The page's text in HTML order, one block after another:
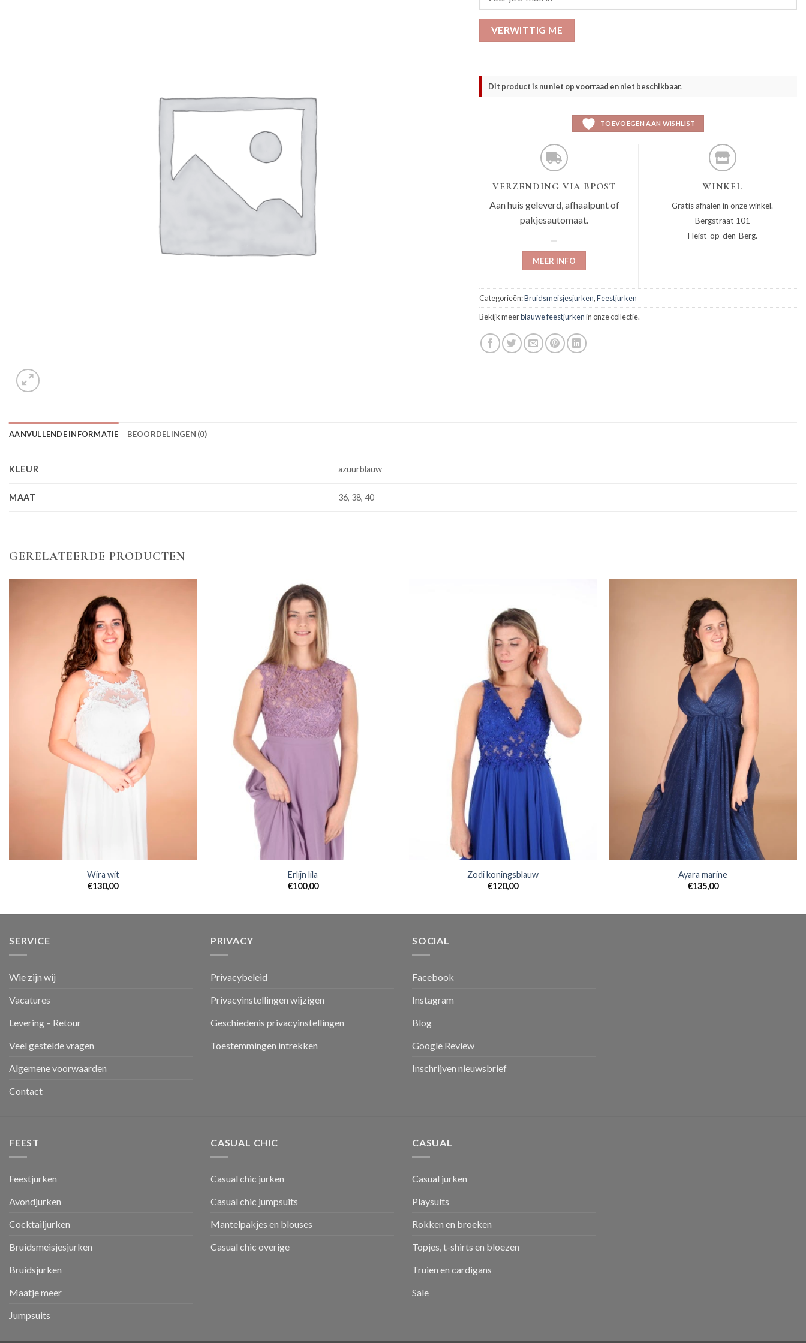
VERWITTIG ME
Dit product is nu niet op voorraad en niet beschikbaar.
TOEVOEGEN AAN WISHLIST
VERZENDING VIA BPOST
Aan huis geleverd, afhaalpunt of
pakjesautomaat.
MEER INFO
WINKEL
Gratis afhalen in onze winkel.
Bergstraat 101
Heist-op-den-Berg.
Categorieën:Bruidsmeisjesjurken,Feestjurken
Bekijk meerblauwe feestjurkenin onze collectie.
AANVULLENDE INFORMATIE BEOORDELINGEN (0)
KLEUR azuurblauw
MAAT 36, 38, 40
GERELATEERDE PRODUCTEN
Wira wit
€130,00
Erlijn lila
€100,00
Zodi koningsblauw
€120,00
Ayara marine
€135,00
SERVICE
Wie zijn wij
Vacatures
Levering – Retour
Veel gestelde vragen
Algemene voorwaarden
Contact
PRIVACY
Privacybeleid
Privacyinstellingen wijzigen
Geschiedenis privacyinstellingen
Toestemmingen intrekken
SOCIAL
Facebook
Instagram
Blog
Google Review
Inschrijven nieuwsbrief
FEEST
Feestjurken
Avondjurken
Cocktailjurken
Bruidsmeisjesjurken
Bruidsjurken
Maatje meer
Jumpsuits
CASUAL CHIC
Casual chic jurken
Casual chic jumpsuits
Mantelpakjes en blouses
Casual chic overige
CASUAL
Casual jurken
Playsuits
Rokken en broeken
Topjes, t-shirts en bloezen
Truien en cardigans
Sale